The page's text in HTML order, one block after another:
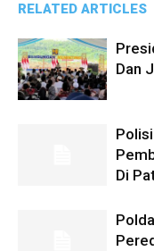
RELATED ARTICLES
Dan
Di